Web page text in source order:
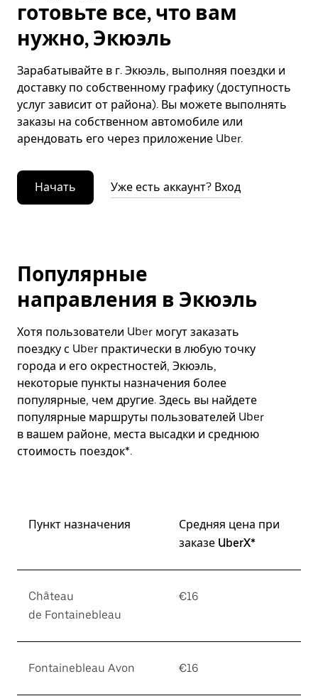
готовьте все, что вам
нужно, Экюэль
Зарабатывайте в г. Экюэль, выполняя поездки и
доставку по собственному графику (доступность
услуг зависит от района). Вы можете выполнять
заказы на собственном автомобиле или
арендовать его через приложение Uber.
Начать Уже есть аккаунт? Вход
Популярные
направления в Экюэль
Хотя пользователи Uber могут заказать
поездку с Uber практически в любую точку
города и его окрестностей, Экюэль,
некоторые пункты назначения более
популярные, чем другие. Здесь вы найдете
популярные маршруты пользователей Uber
в вашем районе, места высадки и среднюю
стоимость поездок*.
Пункт назначения
Средняя цена при
заказе UberX*
Château
de Fontainebleau
€16
Fontainebleau Avon €16